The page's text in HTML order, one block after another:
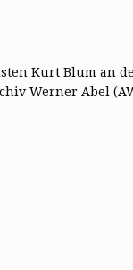
Kurt Blum an
Werner Abel